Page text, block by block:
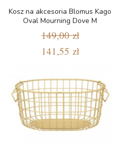
Kosz na akcesoria Blomus Kago
Oval Mourning Dove M
149,00 zł
141,55 zł